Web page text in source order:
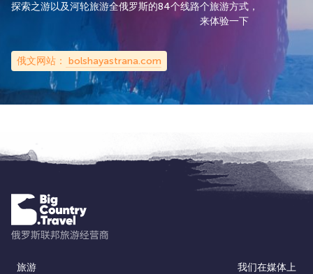
探索之游以及河轮旅游全俄罗斯的84个线路个旅游方式，
来体验一下
俄文网站： bolshayastrana.com
旅游 我们在媒体上